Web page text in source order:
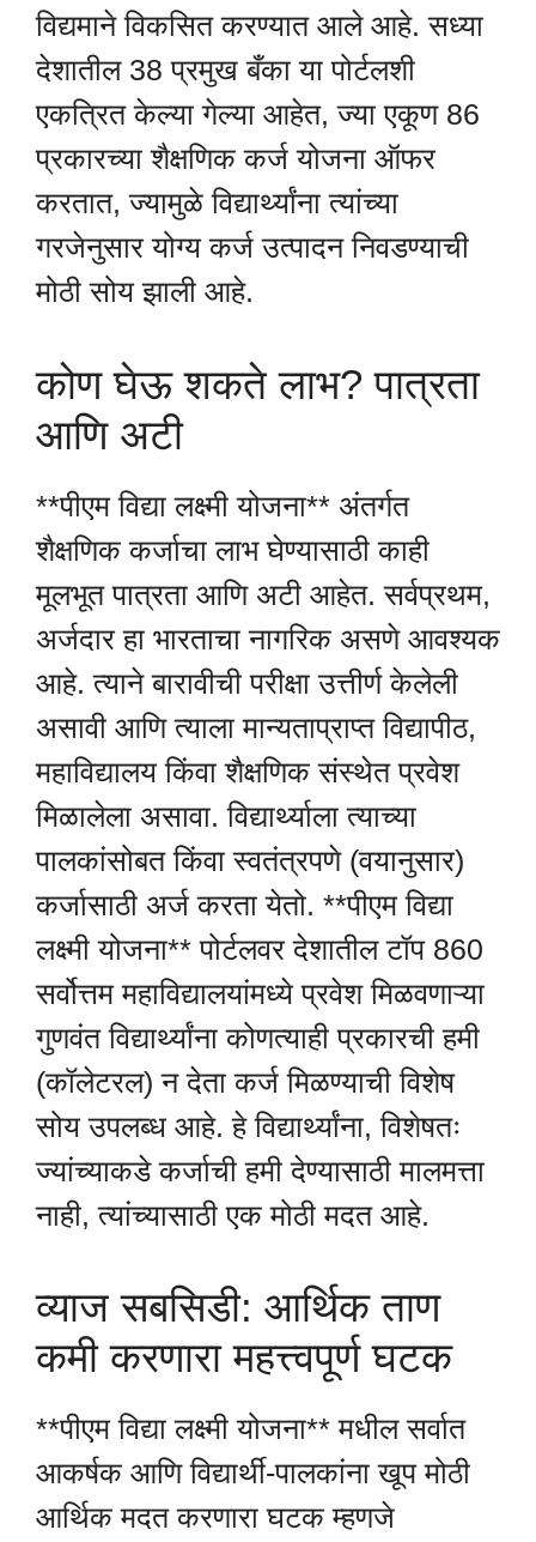
विद्यमाने विकसित करण्यात आले आहे. सध्या
देशातील 38 प्रमुख बँका या पोर्टलशी
एकत्रित केल्या गेल्या आहेत, ज्या एकूण 86
प्रकारच्या शैक्षणिक कर्ज योजना ऑफर
करतात, ज्यामुळे विद्यार्थ्यांना त्यांच्या
गरजेनुसार योग्य कर्ज उत्पादन निवडण्याची
मोठी सोय झाली आहे.
कोण घेऊ शकते लाभ? पात्रता
आणि अटी
**पीएम विद्या लक्ष्मी योजना** अंतर्गत
शैक्षणिक कर्जाचा लाभ घेण्यासाठी काही
मूलभूत पात्रता आणि अटी आहेत. सर्वप्रथम,
अर्जदार हा भारताचा नागरिक असणे आवश्यक
आहे. त्याने बारावीची परीक्षा उत्तीर्ण केलेली
असावी आणि त्याला मान्यताप्राप्त विद्यापीठ,
महाविद्यालय किंवा शैक्षणिक संस्थेत प्रवेश
मिळालेला असावा. विद्यार्थ्याला त्याच्या
पालकांसोबत किंवा स्वतंत्रपणे (वयानुसार)
कर्जासाठी अर्ज करता येतो. **पीएम विद्या
लक्ष्मी योजना** पोर्टलवर देशातील टॉप 860
सर्वोत्तम महाविद्यालयांमध्ये प्रवेश मिळवणाऱ्या
गुणवंत विद्यार्थ्यांना कोणत्याही प्रकारची हमी
(कॉलेटरल) न देता कर्ज मिळण्याची विशेष
सोय उपलब्ध आहे. हे विद्यार्थ्यांना, विशेषतः
ज्यांच्याकडे कर्जाची हमी देण्यासाठी मालमत्ता
नाही, त्यांच्यासाठी एक मोठी मदत आहे.
व्याज सबसिडी: आर्थिक ताण
कमी करणारा महत्त्वपूर्ण घटक
**पीएम विद्या लक्ष्मी योजना** मधील सर्वात
आकर्षक आणि विद्यार्थी-पालकांना खूप मोठी
आर्थिक मदत करणारा घटक म्हणजे